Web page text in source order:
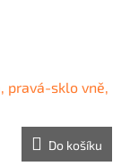
pravá-sklo vně,
Do košíku